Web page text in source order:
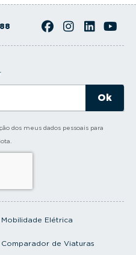
Mobilidade Elétrica
Comparador de Viaturas
dos meus dados pessoais para